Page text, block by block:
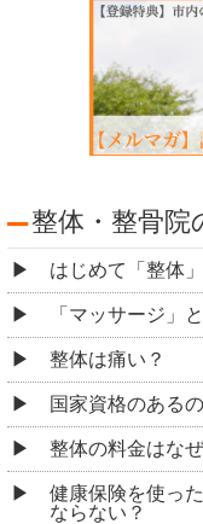
整体・整骨院
はじめて「整体
「マッサージ」
整体は痛い？
国家資格のある
整体の料金はな
健康保険を使っ
ならない？